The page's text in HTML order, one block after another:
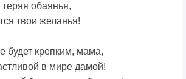
обаянья,
твои желанья!
будет крепким, мама,
в мире дамой!